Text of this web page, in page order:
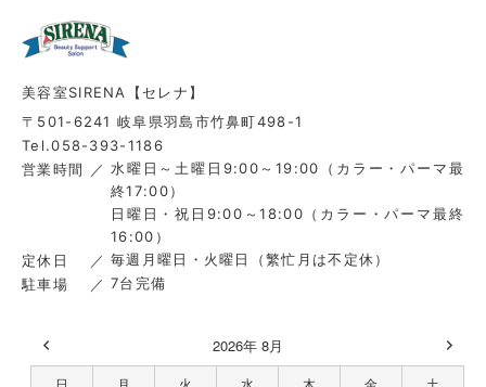
美容室SIRENA【セレナ】
〒501-6241 岐阜県羽島市竹鼻町498-1
Tel.058-393-1186
営業時間
水曜日～土曜日9:00～19:00（カラー・パーマ最
終17:00）
日曜日・祝日9:00～18:00（カラー・パーマ最終
16:00）
定休日
毎週月曜日・火曜日（繁忙月は不定休）
駐車場
7台完備
2026年 8月
日 月 火 水 木 金 土